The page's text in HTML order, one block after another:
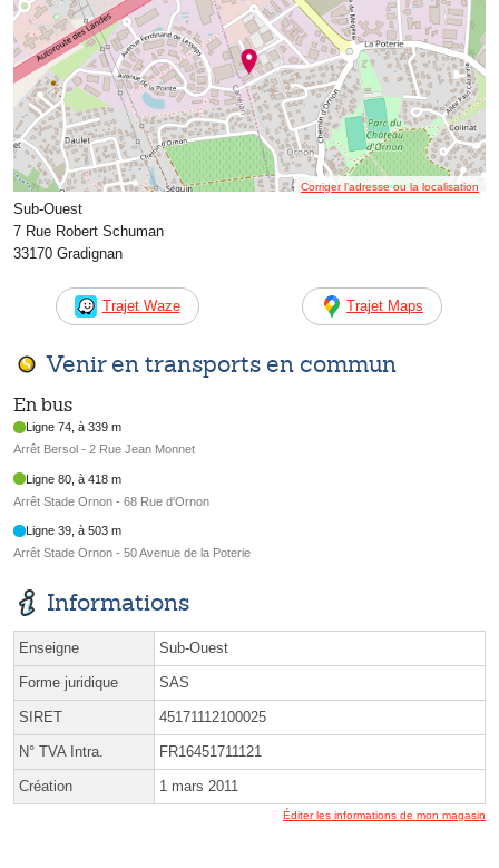
Corriger l’adresse ou la localisation
Sub-Ouest
7 Rue Robert Schuman
33170 Gradignan
Trajet Waze Trajet Maps
Venir en transports en commun
En bus
Ligne 74, à 339 m
Arrêt Bersol - 2 Rue Jean Monnet
Ligne 80, à 418 m
Arrêt Stade Ornon - 68 Rue d'Ornon
Ligne 39, à 503 m
Arrêt Stade Ornon - 50 Avenue de la Poterie
Informations
Enseigne Sub-Ouest
Forme juridique SAS
SIRET 45171112100025
N° TVA Intra. FR16451711121
Création 1 mars 2011
Éditer les informations de mon magasin